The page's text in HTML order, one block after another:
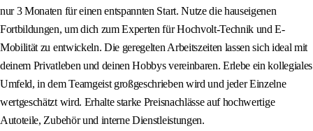
nur 3 Monaten für einen entspannten Start. Nutze die hauseigenen
Fortbildungen, um dich zum Experten für Hochvolt-Technik und E-
Mobilität zu entwickeln. Die geregelten Arbeitszeiten lassen sich ideal mit
deinem Privatleben und deinen Hobbys vereinbaren. Erlebe ein kollegiales
Umfeld, in dem Teamgeist großgeschrieben wird und jeder Einzelne
wertgeschätzt wird. Erhalte starke Preisnachlässe auf hochwertige
Autoteile, Zubehör und interne Dienstleistungen.